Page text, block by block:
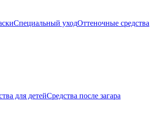
Специальный уходОттеночные средства
для детейСредства после загара